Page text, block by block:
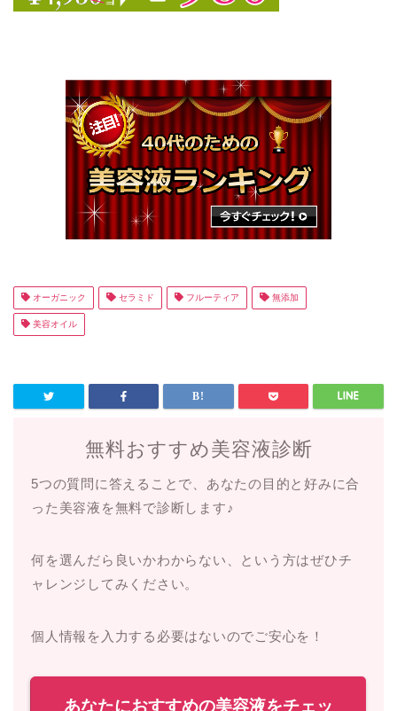
オーガニック セラミド フルーティア 無添加
美容オイル
無料おすすめ美容液診断
5つの質問に答えることで、あなたの目的と好みに合
った美容液を無料で診断します♪
何を選んだら良いかわからない、という方はぜひチ
ャレンジしてみください。
個人情報を入力する必要はないのでご安心を！
あなたにおすすめの美容液をチェッ